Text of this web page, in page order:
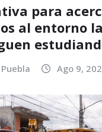
para
al entorno
Ago 9,